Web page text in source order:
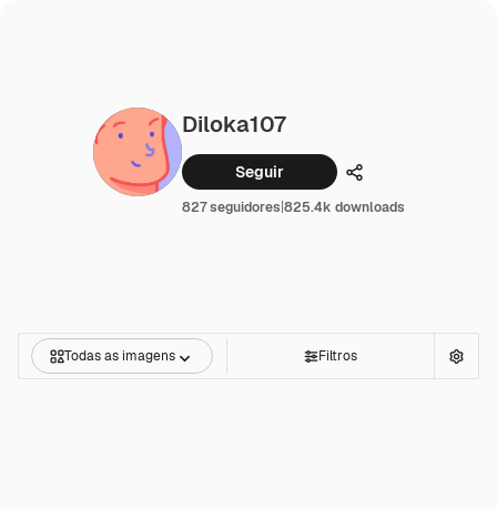
Diloka107
Seguir Compartilhar
827 seguidores|825.4k downloads
Todas as imagens Filtros